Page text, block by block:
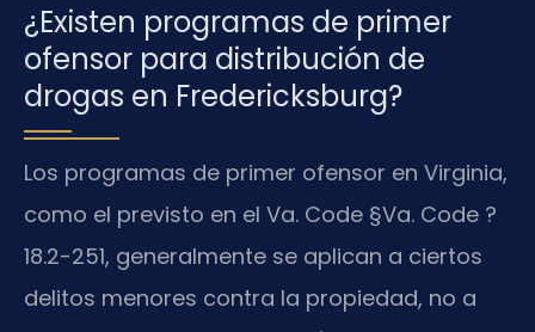
¿Existen programas de primer
ofensor para distribución de
drogas en Fredericksburg?
Los programas de primer ofensor en Virginia,
como el previsto en el Va. Code §Va. Code ?
18.2-251, generalmente se aplican a ciertos
delitos menores contra la propiedad, no a